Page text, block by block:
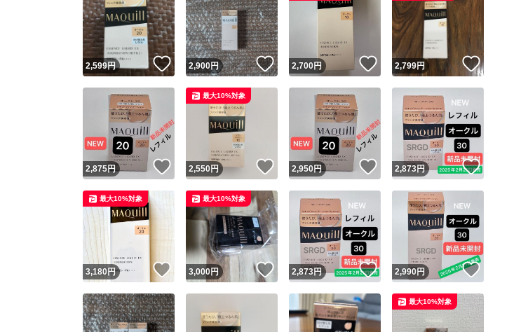
2,599円 いいね！
2,900円 いいね！
2,700円 いいね！
2,799円 いいね！
2,875円 いいね！
2,550円 いいね！
最大10%対象
2,950円 いいね！
2,873円 いいね！
3,180 円 いいね！
最大10%対象
3,000円 いいね！
最大10%対象
2,873円 いいね！
2,990円
最大10%対象